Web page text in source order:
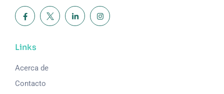
Links
Acerca de
Contacto